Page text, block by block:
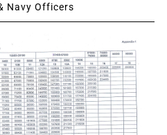
Navy Officers